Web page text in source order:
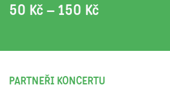
50 Kč – 150 Kč
PARTNEŘI KONCERTU